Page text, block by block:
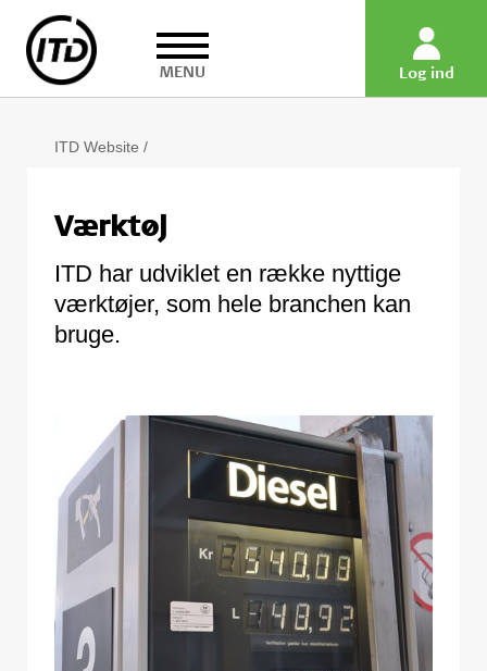
MENU Log ind
ITD Website /
Værktøj
ITD har udviklet en række nyttige
værktøjer, som hele branchen kan
bruge.